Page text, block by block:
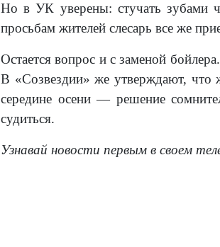
Но в УК уверены: стучать зубами
просьбам жителей слесарь все же
Остается вопрос и с заменой
В «Созвездии» же утверждают, что
середине осени — решение
судиться.
Узнавай новости первым в своем